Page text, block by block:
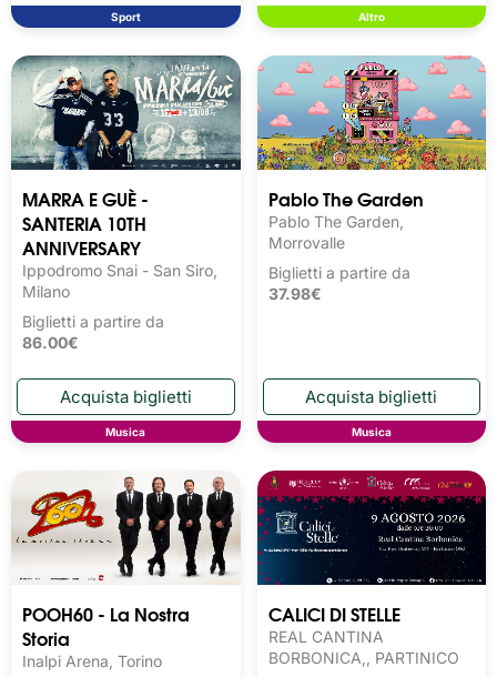
Sport Altro
MARRA E GUÈ -
SANTERIA 10TH
ANNIVERSARY
Ippodromo Snai - San Siro,
Milano
Biglietti a partire da
86.00€
Musica
Pablo The Garden
Pablo The Garden,
Morrovalle
Biglietti a partire da
37.98€
Musica
POOH60 - La Nostra
Storia
Inalpi Arena, Torino
CALICI DI STELLE
REAL CANTINA
BORBONICA,, PARTINICO